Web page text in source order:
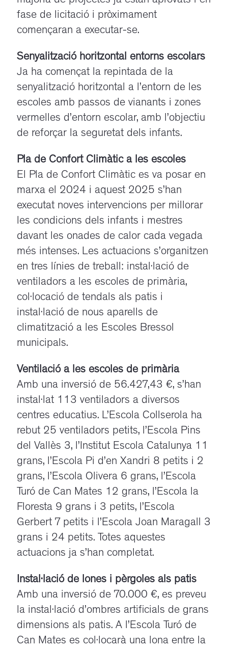
fase de licitació i pròximament
començaran a executar-se.
Senyalització horitzontal entorns escolars
Ja ha començat la repintada de la
senyalització horitzontal a l’entorn de les
escoles amb passos de vianants i zones
vermelles d’entorn escolar, amb l’objectiu
de reforçar la seguretat dels infants.
Pla de Confort Climàtic a les escoles
El Pla de Confort Climàtic es va posar en
marxa el 2024 i aquest 2025 s’han
executat noves intervencions per millorar
les condicions dels infants i mestres
davant les onades de calor cada vegada
més intenses. Les actuacions s’organitzen
en tres línies de treball: instal·lació de
ventiladors a les escoles de primària,
col·locació de tendals als patis i
instal·lació de nous aparells de
climatització a les Escoles Bressol
municipals.
Ventilació a les escoles de primària
Amb una inversió de 56.427,43 €, s’han
instal·lat 113 ventiladors a diversos
centres educatius. L’Escola Collserola ha
rebut 25 ventiladors petits, l’Escola Pins
del Vallès 3, l’Institut Escola Catalunya 11
grans, l’Escola Pi d’en Xandri 8 petits i 2
grans, l’Escola Olivera 6 grans, l’Escola
Turó de Can Mates 12 grans, l’Escola la
Floresta 9 grans i 3 petits, l’Escola
Gerbert 7 petits i l’Escola Joan Maragall 3
grans i 24 petits. Totes aquestes
actuacions ja s’han completat.
Instal·lació de lones i pèrgoles als patis
Amb una inversió de 70.000 €, es preveu
la instal·lació d’ombres artificials de grans
dimensions als patis. A l’Escola Turó de
Can Mates es col·locarà una lona entre la